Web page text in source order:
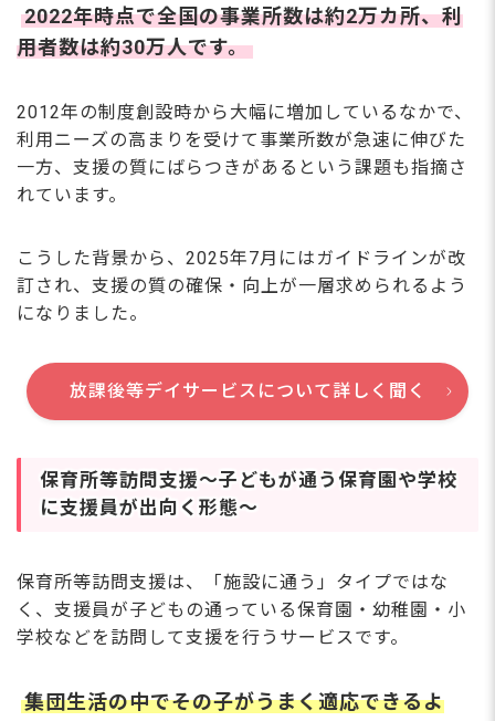
2022年時点で全国の事業所数は約2万カ所、利
用者数は約30万人です。
2012年の制度創設時から大幅に増加しているなかで、
利用ニーズの高まりを受けて事業所数が急速に伸びた
一方、支援の質にばらつきがあるという課題も指摘さ
れています。
こうした背景から、2025年7月にはガイドラインが改
訂され、支援の質の確保・向上が一層求められるよう
になりました。
放課後等デイサービスについて詳しく聞く
保育所等訪問支援～子どもが通う保育園や学校
に支援員が出向く形態～
保育所等訪問支援は、「施設に通う」タイプではな
く、支援員が子どもの通っている保育園・幼稚園・小
学校などを訪問して支援を行うサービスです。
集団生活の中でその子がうまく適応できるよ